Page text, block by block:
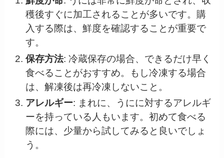
穫後すぐに加工されることが多いです。購
入する際は、鮮度を確認することが重要で
す。
保存方法: 冷蔵保存の場合、できるだけ早く
食べることがおすすめ。もし冷凍する場合
は、解凍後は再冷凍しないこと。
アレルギー: まれに、うにに対するアレルギ
ーを持っている人もいます。初めて食べる
際には、少量から試してみると良いでしょ
う。